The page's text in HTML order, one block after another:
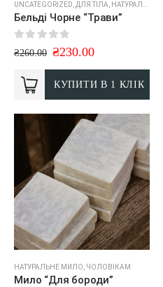
UNCATEGORIZED,ДЛЯ ТІЛА, НАТУРАЛЬНЕ МИЛО
Бельді Чорне “Трави”
0out of 5
₴260.00 ₴230.00
КУПИТИ В 1 КЛІК
НАТУРАЛЬНЕ МИЛО ЧОЛОВІКАМ
Мило “Для бороди”